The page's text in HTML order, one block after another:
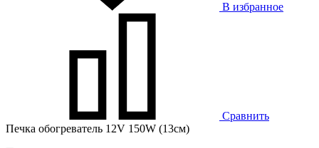
В избранное
Сравнить
Печка обогреватель 12V 150W (13см)